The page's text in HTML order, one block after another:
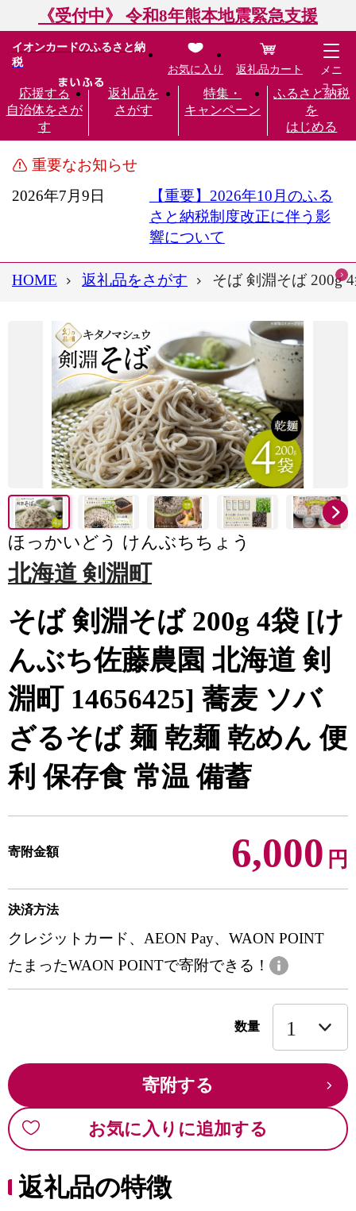
《受付中》 令和8年熊本地震緊急支援
イオンカードのふるさと納
税
応援する
自治体をさが
す
返礼品を
さがす
特集・
キャンペーン
ふるさと納税
を
はじめる
お気に入り 返礼品カート
メニ
ュー
重要なお知らせ
2026年7月9日
【重要】2026年10月のふる
さと納税制度改正に伴う影
響について
HOME 返礼品をさがす そば 剣淵そば 200g
ほっかいどう けんぶちちょう
北海道 剣淵町
そば 剣淵そば 200g 4袋 [け
んぶち佐藤農園 北海道 剣
淵町 14656425] 蕎麦 ソバ
ざるそば 麺 乾麺 乾めん 便
利 保存食 常温 備蓄
寄附金額 6,000 円
決済方法
クレジットカード、AEON Pay、WAON POINT
たまったWAON POINTで寄附できる！
数量
寄附する
お気に入りに追加する
返礼品の特徴